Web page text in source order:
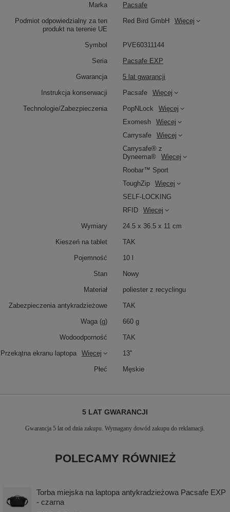
Marka Pacsafe
Podmiot odpowiedzialny za ten
produkt na terenie UE
Red Bird GmbH Więcej
Symbol PVE60311144
Seria Pacsafe EXP
Gwarancja 5 lat gwarancji
Instrukcja konserwacji Pacsafe Więcej
Technologie/Zabezpieczenia PopNLock
Więcej
Exomesh
Więcej
Carrysafe
Więcej
Carrysafe® z
Dyneema®
Więcej
Roobar™ Sport
ToughZip
Więcej
SELF-LOCKING
RFID
Więcej
Wymiary 24.5 x 36.5 x 11 cm
Kieszeń na tablet TAK
Pojemność 10 l
Stan Nowy
Materiał poliester z recyclingu
Zabezpieczenia antykradzieżowe TAK
Waga (g) 660 g
Wodoodporność TAK
Przekątna ekranu laptopa Więcej 13''
Płeć Męskie
5 LAT GWARANCJI
Gwarancja 5 lat od dnia zakupu. Wymagany dowód zakupu do reklamacji.
POLECAMY RÓWNIEŻ
Torba miejska na laptopa antykradzieżowa Pacsafe EXP
- czarna